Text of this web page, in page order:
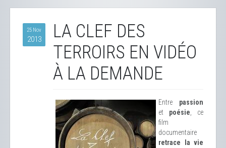
25 Nov
2013
LA CLEF DES
TERROIRS EN VIDÉO
À LA DEMANDE
Entre passion
et poésie , ce
film
documentaire
retrace la vie